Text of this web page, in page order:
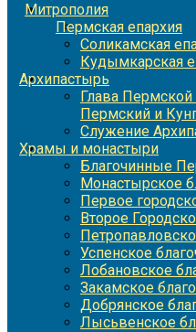
Митрополия
Пермская епархия
Соликамская
Кудымкарская
Архипастырь
Глава
Пермский и
Служение
Храмы и монастыри
Благочинные
Монастырское
Первое
Второе
Успенское
Лобановское
Закамское
Добрянское
Лысьвенское